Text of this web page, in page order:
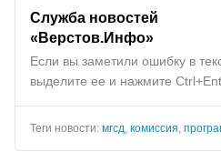
Служба новостей
«Верстов.Инфо»
Если вы заметили ошибку в
выделите ее и нажмите
Теги новости: мгсд комиссия